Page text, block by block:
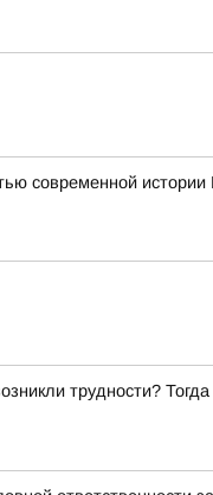
современной
трудности?